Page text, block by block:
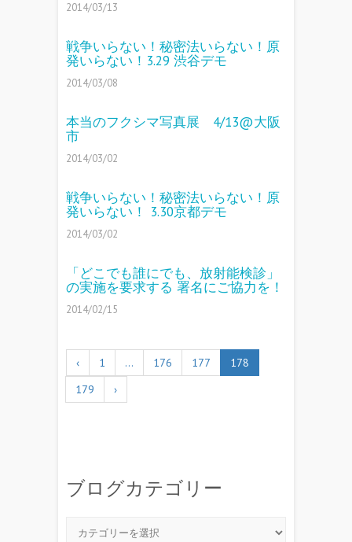
2014/03/13
戦争いらない！秘密法いらない！原
発いらない！3.29 渋谷デモ
2014/03/08
本当のフクシマ写真展 4/13@大阪
市
2014/03/02
戦争いらない！秘密法いらない！原
発いらない！ 3.30京都デモ
2014/03/02
「どこでも誰にでも、放射能検診」
の実施を要求する 署名にご協力を！
2014/02/15
‹ 1 … 176 177
178
179
›
ブログカテゴリー